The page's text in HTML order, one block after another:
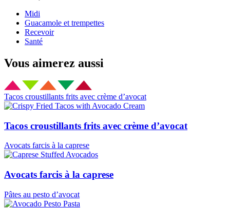
Midi
Guacamole et trempettes
Recevoir
Santé
Vous aimerez aussi
Tacos croustillants frits avec crème d’avocat
Tacos croustillants frits avec crème d’avocat
Avocats farcis à la caprese
Avocats farcis à la caprese
Pâtes au pesto d’avocat